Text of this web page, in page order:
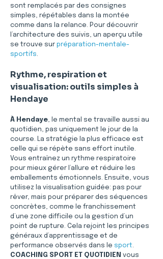
sont remplacés par des consignes
simples, répétables dans la montée
comme dans la relance. Pour découvrir
l’architecture des suivis, un aperçu utile
se trouve sur préparation-mentale-
sportifs.
Rythme, respiration et
visualisation: outils simples à
Hendaye
À Hendaye, le mental se travaille aussi au
quotidien, pas uniquement le jour de la
course. La stratégie la plus efficace est
celle qui se répète sans effort inutile.
Vous entraînez un rythme respiratoire
pour mieux gérer l’allure et réduire les
emballements émotionnels. Ensuite, vous
utilisez la visualisation guidée: pas pour
rêver, mais pour préparer des séquences
concrètes, comme le franchissement
d’une zone difficile ou la gestion d’un
point de rupture. Cela rejoint les principes
généraux d’apprentissage et de
performance observés dans le sport.
COACHING SPORT ET QUOTIDIEN vous